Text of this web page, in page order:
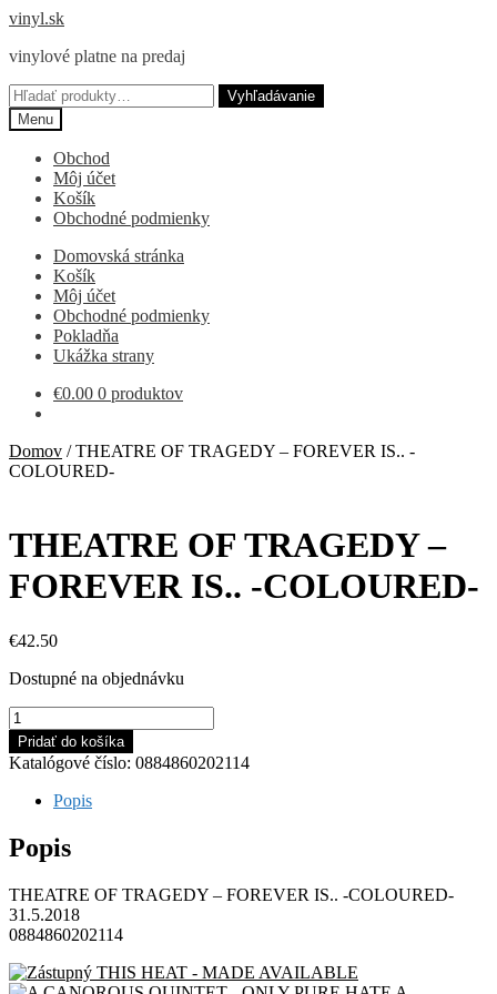
Preskočiť
navigáciu
Preskočiť
obsah
vinyl.sk
vinylové platne na predaj
Hľadať:
Vyhľadávanie
Menu
Obchod
Môj účet
Košík
Obchodné podmienky
Domovská stránka
Košík
Môj účet
Obchodné podmienky
Pokladňa
Ukážka strany
€0.00 0 produktov
Domov /THEATRE OF TRAGEDY – FOREVER IS.. -
COLOURED-
THEATRE OF TRAGEDY –
FOREVER IS.. -COLOURED-
€42.50
Dostupné na objednávku
množstvo
THEATRE
OF
TRAGEDY
FOREVER
IS..
-
Pridať do košíka
Katalógové číslo: 0884860202114
Popis
Popis
THEATRE OF TRAGEDY – FOREVER IS.. -COLOURED-
31.5.2018
0884860202114
THIS HEAT - MADE AVAILABLE